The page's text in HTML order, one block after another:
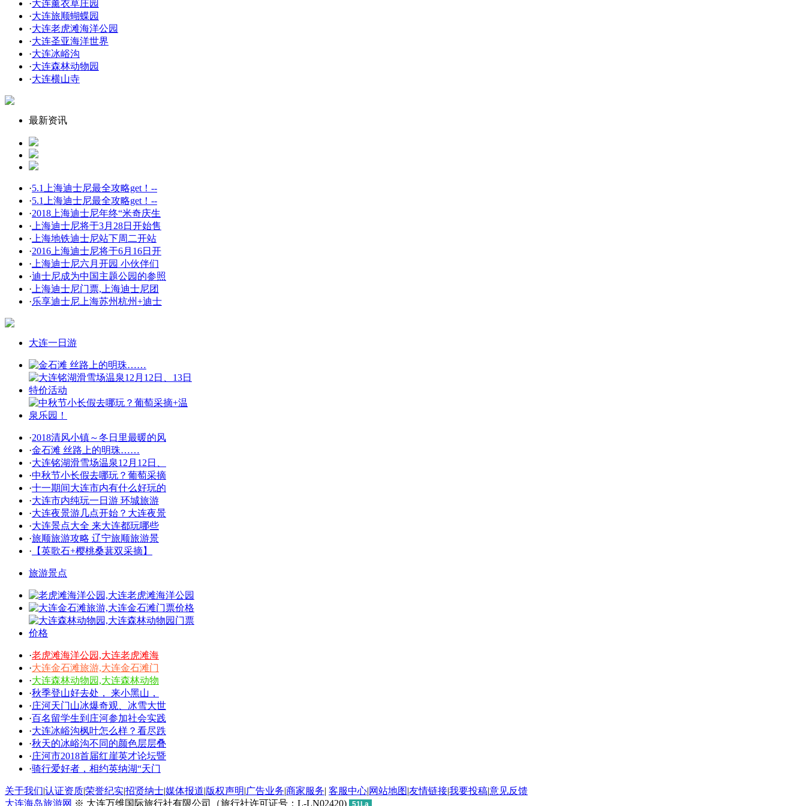
·大连薰衣草庄园
·大连旅顺蝴蝶园
·大连老虎滩海洋公园
·大连圣亚海洋世界
·大连冰峪沟
·大连森林动物园
·大连横山寺
最新资讯
·5.1上海迪士尼最全攻略get！--
·5.1上海迪士尼最全攻略get！--
·2018上海迪士尼年终“米奇庆生
· 上海迪士尼将于3月28日开始售
· 上海地铁迪士尼站下周二开站
·2016上海迪士尼将于6月16日开
· 上海迪士尼六月开园 小伙伴们
·迪士尼成为中国主题公园的参照
· 上海迪士尼门票,上海迪士尼团
·乐享迪士尼上海苏州杭州+迪士
大连一日游
·2018清风小镇～冬日里最暖的风
·金石滩 丝路上的明珠……
·大连铭湖滑雪场温泉12月12日、
·中秋节小长假去哪玩？葡萄采摘
·十一期间大连市内有什么好玩的
·大连市内纯玩一日游 环城旅游
·大连夜景游几点开始？大连夜景
·大连景点大全 来大连都玩哪些
·旅顺旅游攻略 辽宁旅顺旅游景
· 【英歌石+樱桃桑葚双采摘】
旅游景点
·老虎滩海洋公园,大连老虎滩海
·大连金石滩旅游,大连金石滩门
·大连森林动物园,大连森林动物
·秋季登山好去处， 来小黑山，
·庄河天门山冰爆奇观、冰雪大世
·百名留学生到庄河参加社会实践
·大连冰峪沟枫叶怎么样？看尽跌
·秋天的冰峪沟不同的颜色层层叠
·庄河市2018首届红崖英才论坛暨
·骑行爱好者，相约英纳湖“天门
关于我们|认证资质|荣誉纪实|招贤纳士|媒体报道|版权声明|广告业务|商家服务| 客服中心|网站地图|友情链接|我要投稿|意见反馈
大连海岛旅游网 ※ 大连万维国际旅行社有限公司（旅行社许可证号：L-LN02420) 51La